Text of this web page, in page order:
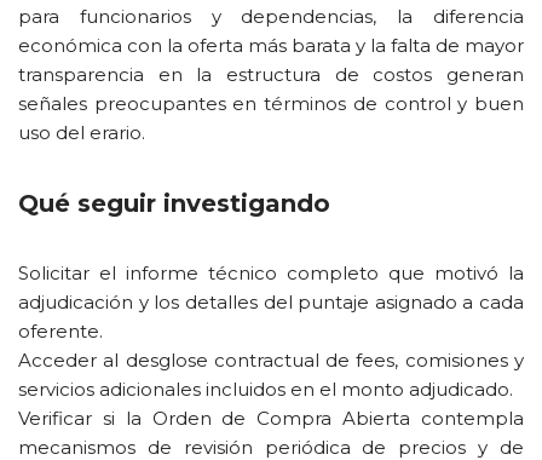
para funcionarios y dependencias, la diferencia
económica con la oferta más barata y la falta de mayor
transparencia en la estructura de costos generan
señales preocupantes en términos de control y buen
uso del erario.
Qué seguir investigando
Solicitar el informe técnico completo que motivó la
adjudicación y los detalles del puntaje asignado a cada
oferente.
Acceder al desglose contractual de fees, comisiones y
servicios adicionales incluidos en el monto adjudicado.
Verificar si la Orden de Compra Abierta contempla
mecanismos de revisión periódica de precios y de